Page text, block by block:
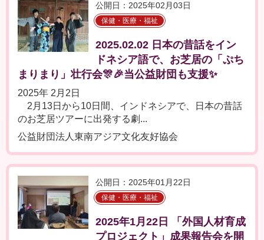
公開日：2025年02月03日
保健・医療・福祉
2025.02.02 日本の昔話をイン
ドネシア語で、お芝居の「ぷち
まりまり」壮行会🎊🎉当公益財団も支援✨
2025年 2月2日
2月13日から10日間、インドネシアで、日本の昔話
のお芝居ツアーに出発する劇...
公益財団法人東南アジア文化友好協会
公開日：2025年01月22日
保健・医療・福祉
2025年1月22日 「外国人材育成
プロジェクト」成果報告会を開